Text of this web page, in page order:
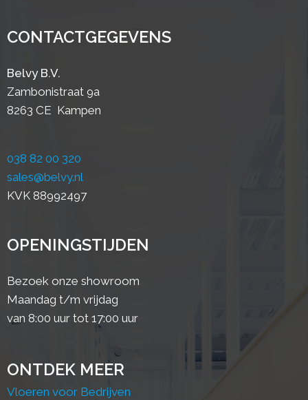
CONTACTGEGEVENS
Belvy B.V.
Zambonistraat 9a
8263 CE Kampen
038 82 00 320
sales@belvy.nl
KVK 88992497
OPENINGSTIJDEN
Bezoek onze showroom
Maandag t/m vrijdag
van 8:00 uur tot 17:00 uur
ONTDEK MEER
Vloeren voor Bedrijven